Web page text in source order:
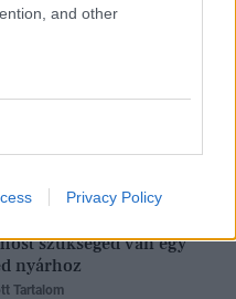
and other
Privacy Policy
szakorvos
Tartalom
szükséged van egy
nyárhoz
Tartalom